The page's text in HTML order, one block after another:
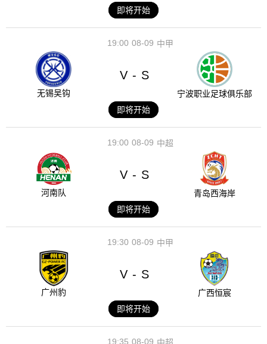
即将开始
08-09
19:00 中甲
无锡吴钩
V - S
宁波职业足球俱乐部
即将开始
08-09
19:00 中超
河南队
V - S
青岛西海岸
即将开始
08-09
19:30 中甲
广州豹
V - S
广西恒宸
即将开始
08-09
19:35